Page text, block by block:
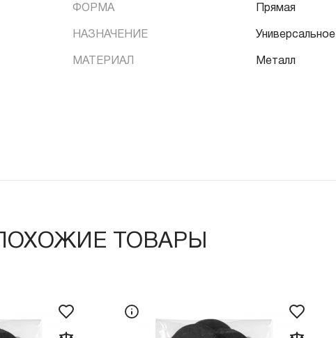
ФОРМА Прямая
НАЗНАЧЕНИЕ Универсальное
МАТЕРИАЛ Металл
ПОХОЖИЕ ТОВАРЫ